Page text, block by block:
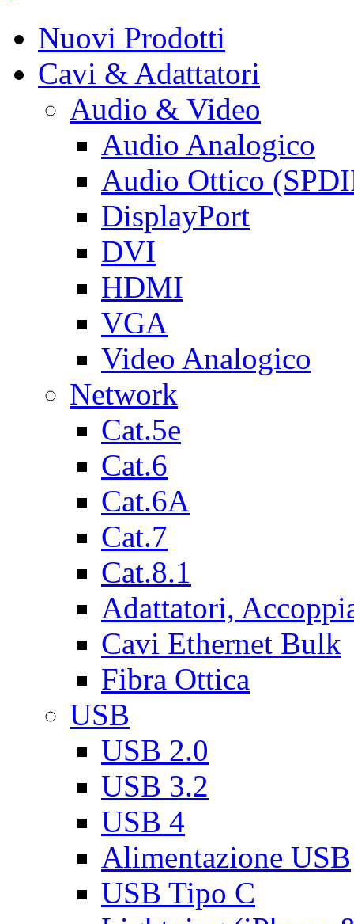
Nuovi Prodotti
Cavi & Adattatori
Audio & Video
Audio Analogico
Audio Ottico
DisplayPort
DVI
HDMI
VGA
Video Analogico
Network
Cat.5e
Cat.6
Cat.6A
Cat.7
Cat.8.1
Adattatori,
Cavi Ethernet Bulk
Fibra Ottica
USB
USB 2.0
USB 3.2
USB 4
Alimentazione USB
USB Tipo C